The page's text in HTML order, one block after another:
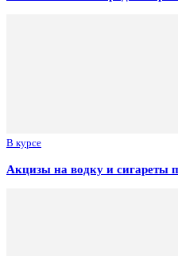
В курсе
Акцизы на водку и сигареты